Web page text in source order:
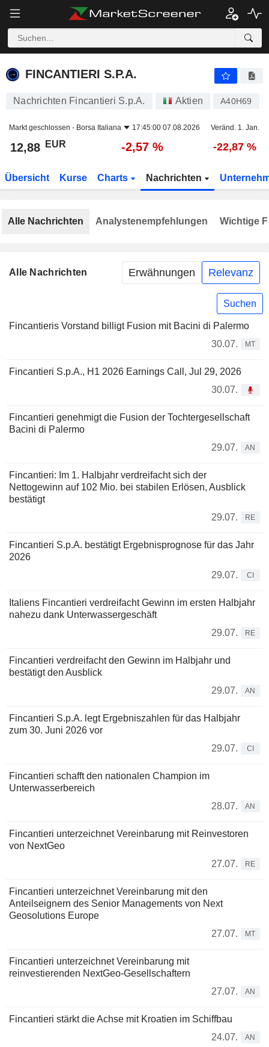
FINCANTIERI S.P.A.
FINCANTIERI S.P.A.
Nachrichten Fincantieri S.p.A. Aktien A40H69
Markt geschlossen - Borsa Italiana 17:45:00 07.08.2026 Veränd. 1. Jan.
12,88 EUR -2,57 % -22,87 %
Übersicht Kurse Charts Nachrichten
Alle Nachrichten Erwähnungen Relevanz
Suchen
Fincantieris Vorstand billigt Fusion mit Bacini di Palermo
30.07.
MT
Fincantieri S.p.A., H1 2026 Earnings Call, Jul 29, 2026
30.07.
Fincantieri genehmigt die Fusion der Tochtergesellschaft
Bacini di Palermo
29.07.
AN
Fincantieri: Im 1. Halbjahr verdreifacht sich der
Nettogewinn auf 102 Mio. bei stabilen Erlösen, Ausblick
bestätigt
29.07.
RE
Fincantieri S.p.A. bestätigt Ergebnisprognose für das Jahr
2026
29.07.
CI
Italiens Fincantieri verdreifacht Gewinn im ersten Halbjahr
nahezu dank Unterwassergeschäft
29.07.
RE
Fincantieri verdreifacht den Gewinn im Halbjahr und
bestätigt den Ausblick
29.07.
AN
Fincantieri S.p.A. legt Ergebniszahlen für das Halbjahr
zum 30. Juni 2026 vor
29.07.
CI
Fincantieri schafft den nationalen Champion im
Unterwasserbereich
28.07.
AN
Fincantieri unterzeichnet Vereinbarung mit Reinvestoren
von NextGeo
27.07.
RE
Fincantieri unterzeichnet Vereinbarung mit den
Anteilseignern des Senior Managements von Next
Geosolutions Europe
27.07.
MT
Fincantieri unterzeichnet Vereinbarung mit
reinvestierenden NextGeo-Gesellschaftern
27.07.
AN
Fincantieri stärkt die Achse mit Kroatien im Schiffbau
24.07.
AN
Alle Nachrichten Analystenempfehlungen Wichtige